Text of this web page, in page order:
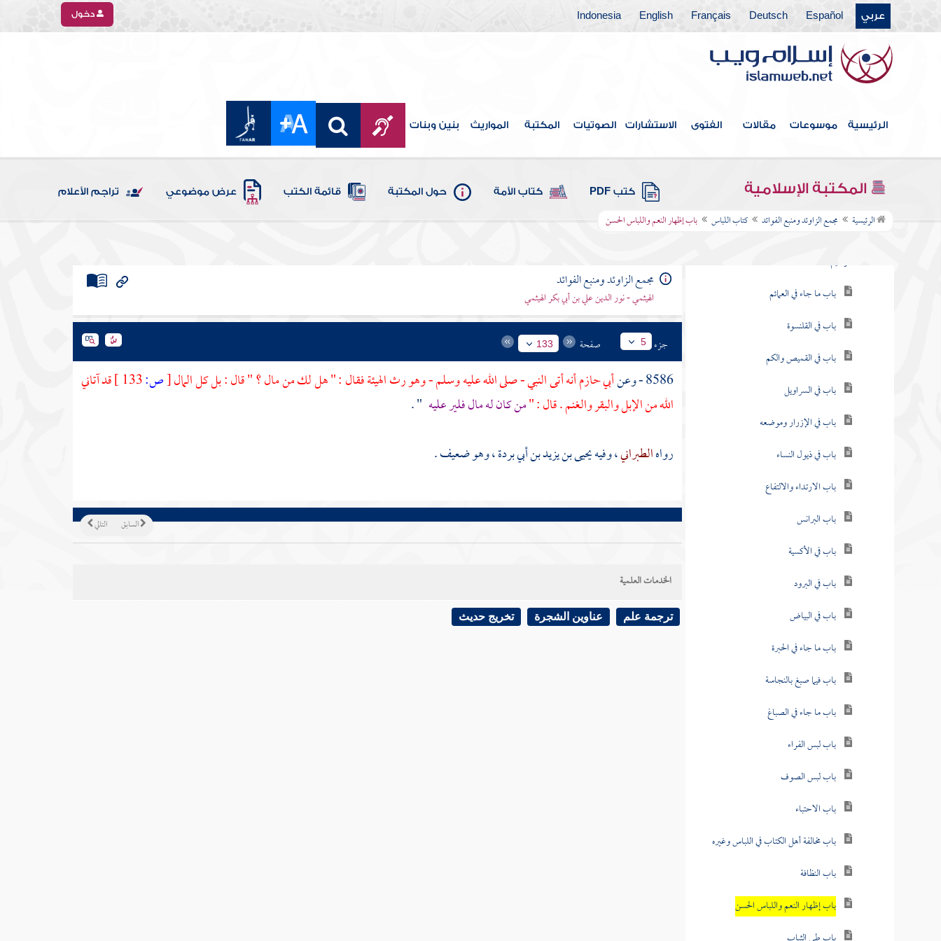
عربي Español
Deutsch
Français
English
Indonesia دخول
الرئيسية موسوعات مقالات الفتوى الاستشارات الصوتيات المكتبة المواريث بنين وبنات
المكتبة الإسلامية كتب PDF كتاب الأمة حول المكتبة قائمة الكتب عرض موضوعي تراجم الأعلام
الرئيسية مجمع الزاوئد ومنبع الفوائد كتاب اللباس باب إظهار النعم واللباس الحسن
كتاب العتق
كتاب النكاح
كتاب الطلاق
كتاب الأطعمة
كتاب الأشربة
كتاب الطب
كتاب اللباس
الرحيم
باب ما جاء في العمائم
باب في القلنسوة
باب في القميص والكم
باب في السراويل
باب في الإزرار وموضعه
باب في ذيول النساء
باب الارتداء والالتفاع
باب البرانس
باب في الأكسية
باب في البرود
باب في البياض
باب ما جاء في الحبرة
باب فيما صبغ بالنجاسة
باب ما جاء في الصباغ
باب لبس الفراء
باب لبس الصوف
باب الاحتباء
باب مخالفة أهل الكتاب في اللباس وغيره
باب النظافة
باب إظهار النعم واللباس الحسن
مجمع الزاوئد ومنبع الفوائد
الهيثمي - نور الدين علي بن أبي بكر الهيثمي
جزء 5 صفحة 133
8586 - وعن أبي حازمأنه أتى النبي - صلى الله عليه وسلم - وهو رث الهيئة فقال : " هل لك من مال ؟ " قال : بل كل المال[ص:
قد آتاني
الله من الإبل والبقر والغنم . قال : "من كان له مال فلير عليه " .
رواهالطبراني، وفيهيحيى بن يزيد بن أبي بردة، وهو ضعيف .
التالي السابق
الخدمات العلمية
ترجمة علم عناوين الشجرة تخريج حديث